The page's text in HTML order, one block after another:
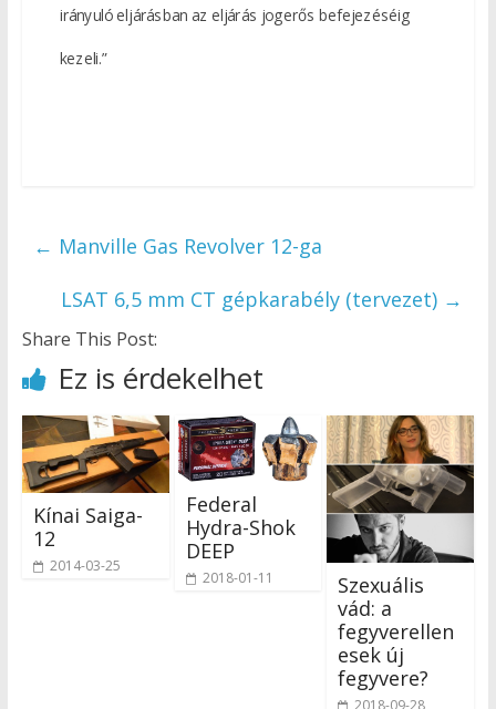
irányuló eljárásban az eljárás jogerős befejezéséig
kezeli.”
← Manville Gas Revolver 12-ga
LSAT 6,5 mm CT gépkarabély (tervezet) →
Share This Post:
Ez is érdekelhet
Kínai Saiga-
12
2014-03-25
Federal
Hydra-Shok
DEEP
2018-01-11
Szexuális
vád: a
fegyverellen
esek új
fegyvere?
2018-09-28